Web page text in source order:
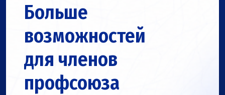
Больше
возможностей
для членов
профсоюза